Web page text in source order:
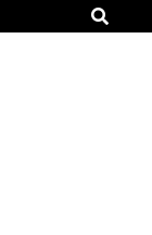
Search